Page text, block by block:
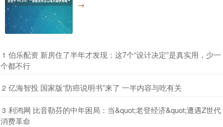
→
1 ​伯乐配资 新房住了半年才发现：这7个“设计决定”是真实用，少一
个都不行
2 ​亿海智投 国家版“防癌说明书”来了 一半内容与吃有关
3 ​利鸿网 比音勒芬的中年困局：当&quot;老登经济&quot;遭遇Z世代
消费革命